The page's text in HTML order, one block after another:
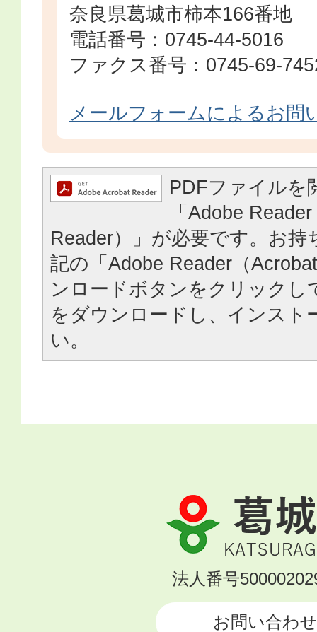
奈良県葛城市柿本166番地
電話番号：0745-44-5016
ファクス番号：0745-69-
メールフォームによるお問
PDFファイルを
「Adobe
Reader）」が必要です。お持
記の「Adobe Reader（
ンロードボタンをクリックし
をダウンロードし、インスト
い。
葛
城
市
KATSURAGI
法人番号
お問い合わせ